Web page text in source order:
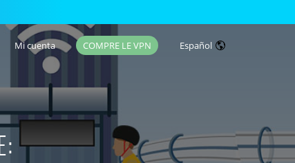
Mi cuenta COMPRE LE VPN Español